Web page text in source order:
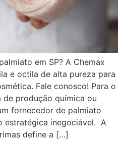
em SP? A Chemax
e octila de alta pureza para
Fale conosco! Para o
de produção química ou
fornecedor de palmiato
estratégica inegociável. A
define a […]